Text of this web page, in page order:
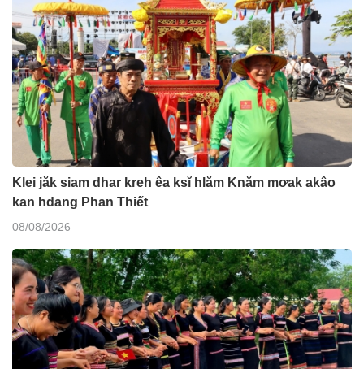
Klei jăk siam dhar kreh êa ksĭ hlăm Knăm mơak akâo
kan hdang Phan Thiết
08/08/2026